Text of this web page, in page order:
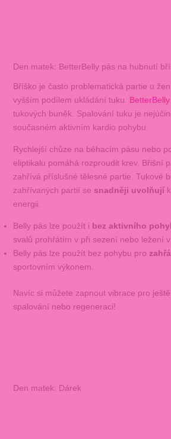
Den matek: BetterBelly pás na hubnutí
Bříško je často problematická partie u žen
vyšším podílem ukládání tuku. BetterBelly
tukových buněk. Spalování tuku je
současném aktivním kardio pohybu.
Rychlejší chůze na běhacím pásu nebo
eliptikalu pomáhá rozproudit krev. Břišní
zahřívá příslušné tělesné partie. Tukové
zahřívaných partií se snadněji uvolňujík
energii.
Belly pás lze použít i bez aktivního
svalů prohřátím v při sezení nebo ležení
Belly pás lze použít bez pohybu pro
sportovním výkonem.
Navíc si můžete zapnout vibrace pro
spalování nebo regeneraci!
Den matek: Dárek